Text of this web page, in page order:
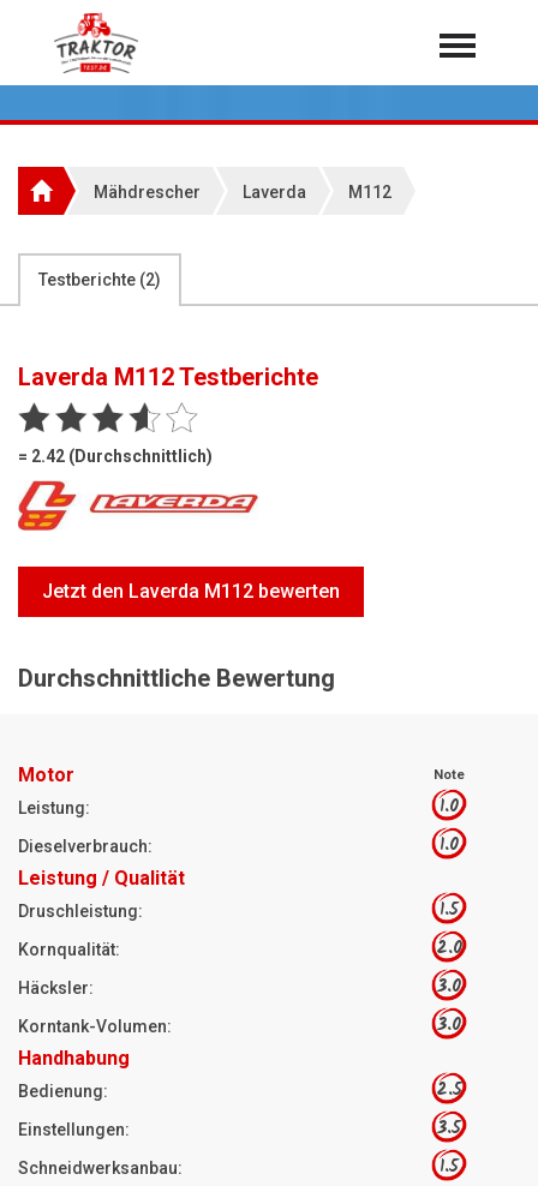
Home
Rundballenpressen
Teleskoplader
Rasentraktoren
Hoflader
Jetzt Bewerten
Über 7.000 Testberichte
Mähdrescher Laverda M112
Testberichte (2)
Laverda M112Testberichte
= 2.42 (Durchschnittlich)
Jetzt den Laverda M112 bewerten
Durchschnittliche Bewertung
Motor Note
Leistung: 1.0
Dieselverbrauch: 1.0
Leistung / Qualität
Druschleistung: 1.5
Kornqualität: 2.0
Häcksler: 3.0
Korntank-Volumen: 3.0
Handhabung
Bedienung: 2.5
Einstellungen: 3.5
Schneidwerksanbau: 1.5